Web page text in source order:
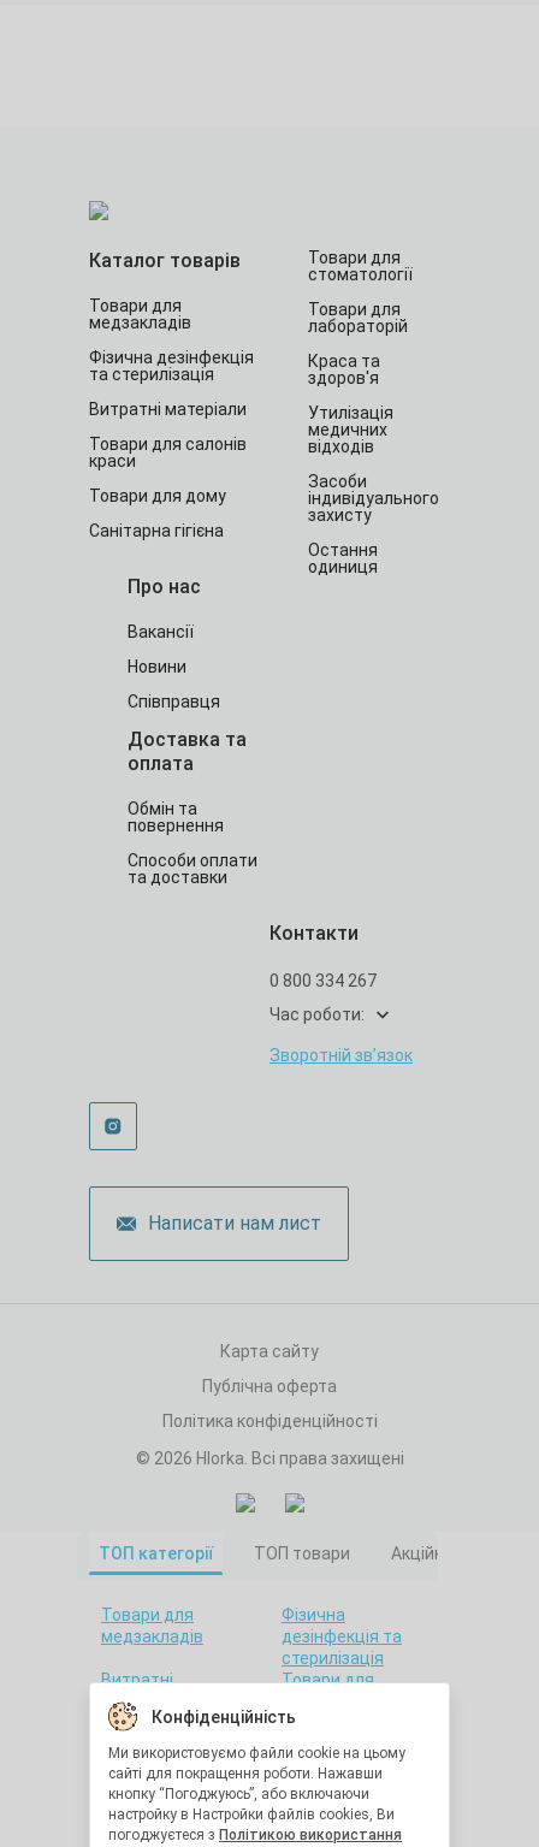
Написати нам лист
Каталог товарів
Товари для
медзакладів
Фізична дезінфекція
та стерилізація
Витратні матеріали
Товари для салонів
краси
Товари для дому
Санітарна гігієна
Товари для
стоматології
Товари для
лабораторій
Краса та
здоров'я
Утилізація
медичних
відходів
Засоби
індивідуального
захисту
Остання
одиниця
Про нас
Вакансії
Новини
Співправця
Доставка та
оплата
Обмін та
повернення
Способи оплати
та доставки
Контакти
0 800 334 267
Час роботи:
Зворотній зв’язок
Карта сайту
Публічна оферта
Політика конфіденційності
© 2026 Hlorka. Всі права захищені
Конфіденційність
Ми використовуємо файли cookie на цьому
сайті для покращення роботи. Нажавши
кнопку “Погоджуюсь”, або включаючи
настройку в Настройки файлів cookies, Ви
погоджуєтеся з Політикою використання
ТОП категорії ТОП товари Акційні товари
Товари для
медзакладів
Фізична
дезінфекція та
стерилізація
Витратні
матеріали
Товари для
Товари для дому
Санітарна гігієна
Товари для
стоматології
Товари для
лабораторій
Краса та здоров'я
Утилізація
медичних відходів
Засоби
Остання одиниця